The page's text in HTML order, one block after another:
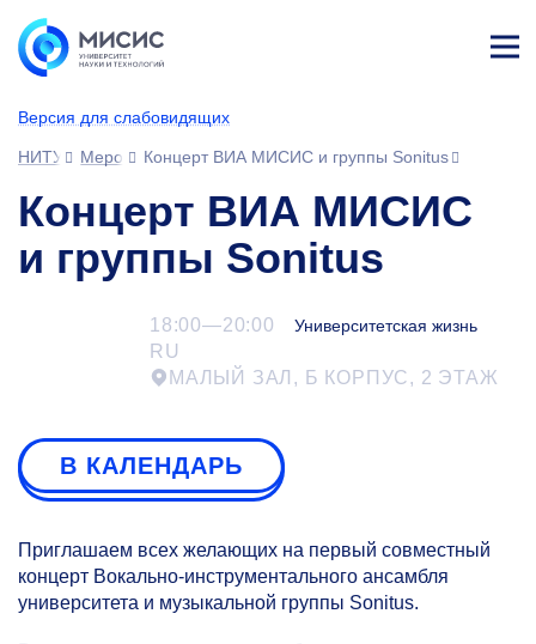
Версия для слабовидящих
ине
НИТУ МИСИСМероприятияКонцерт ВИА МИСИС и группы Sonitus
Концерт ВИА МИСИС
и группы Sonitus
18:00—20:00 Университетская жизнь
RU
МАЛЫЙ ЗАЛ, Б КОРПУС, 2 ЭТАЖ
В КАЛЕНДАРЬ
Приглашаем всех желающих на первый совместный
концерт Вокально-инструментального ансамбля
университета и музыкальной группы Sonitus.